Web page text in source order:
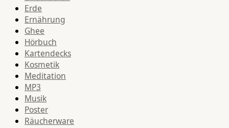
Erde
Ernährung
Ghee
Hörbuch
Kartendecks
Kosmetik
Meditation
MP3
Musik
Poster
Räucherware